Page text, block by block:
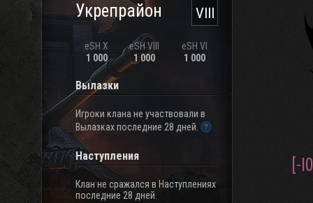
VIII
Укрепрайон
eSH X
1 000
eSH VIII
1 000
eSH VI
1 000
Вылазки
Игроки клана не участвовали в
Вылазках последние 28 дней.
Наступления
Клан не сражался в Наступлениях
последние 28 дней.
[-